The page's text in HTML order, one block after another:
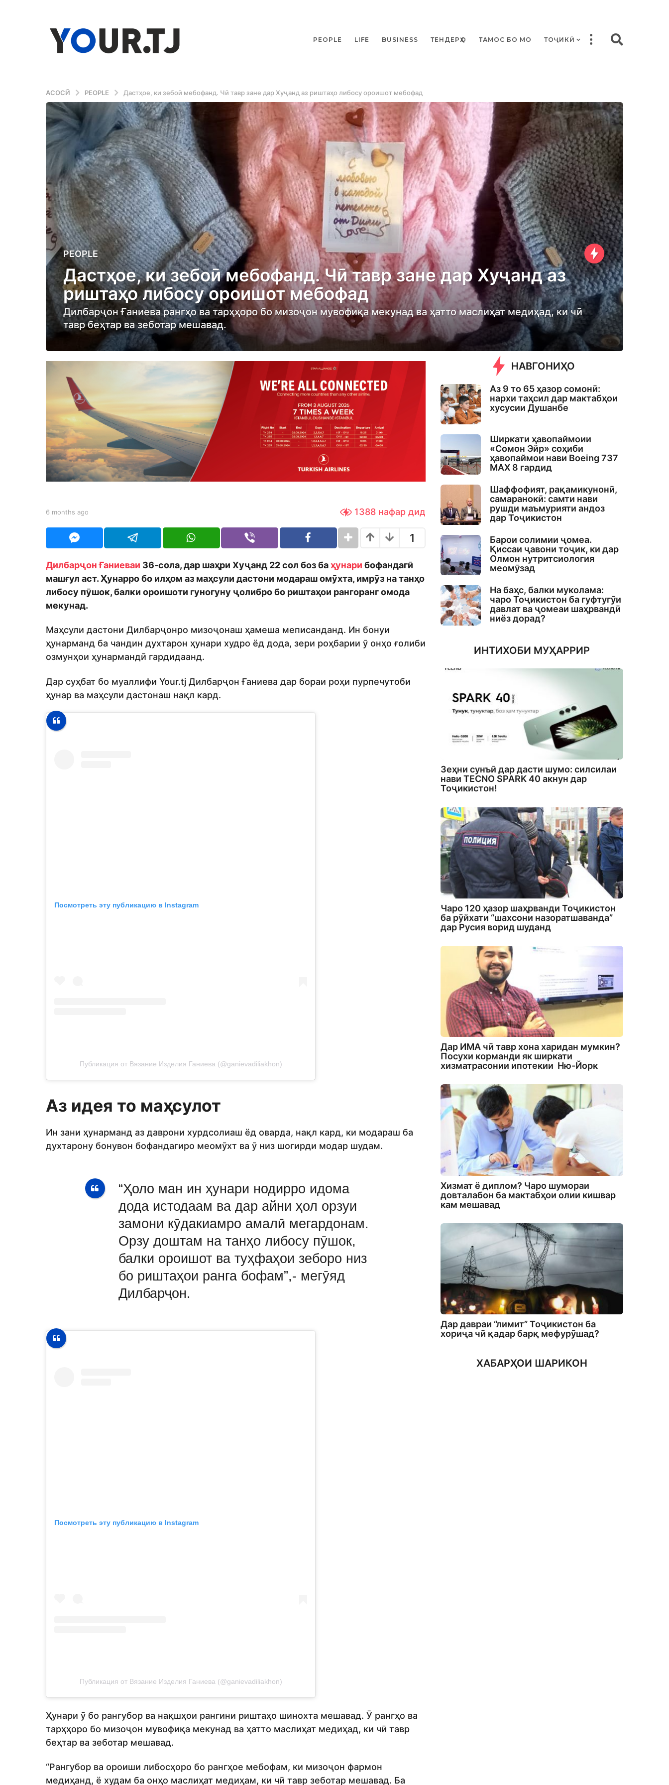
PEOPLE LIFE BUSINESS ТЕНДЕРҲО ТАМОС БО МО ТОҶИКӢ
АСОСӢ PEOPLE Дастҳое, ки зебоӣ мебофанд. Чӣ тавр зане дар Хуҷанд аз риштаҳо либосу ороишот мебофад
6
m
o
n
t
h
s
6
m
n
t
h
s
a
PEOPLE
Дастҳое, ки зебоӣ мебофанд. Чӣ тавр зане дар Хуҷанд аз
риштаҳо либосу ороишот мебофад
Дилбарҷон Ғаниева рангҳо ва тарҳҳоро бо мизоҷон мувофиқа мекунад ва ҳатто маслиҳат медиҳад, ки чӣ
тавр беҳтар ва зеботар мешавад.
b
S
o
m
o
6 months ago
t
s
a
g
o
1388 нафар дид
1
Дилбарҷон Ғаниеваи 36-сола, дар шаҳри Хуҷанд 22 сол боз баҳунари бофандагӣ
машғул аст. Ҳунарро бо илҳом аз маҳсули дастони модараш омӯхта, имрӯз на танҳо
либосу пӯшок, балки ороишоти гуногуну ҷолибро бо риштаҳои рангоранг омода
мекунад.
Маҳсули дастони Дилбарҷонро мизоҷонаш ҳамеша меписанданд. Ин бонуи
ҳунарманд ба чандин духтарон ҳунари худро ёд дода, зери роҳбарии ӯ онҳо ғолиби
озмунҳои ҳунармандӣ гардидаанд.
Дар суҳбат бо муаллифи Your.tj Дилбарҷон Ғаниева дар бораи роҳи пурпечутоби
ҳунар ва маҳсули дастонаш нақл кард.
Посмотреть эту публикацию в Instagram
Публикация от Вязание Изделия Ганиева (@ganievadiliakhon)
Аз идея то маҳсулот
Ин зани ҳунарманд аз даврони хурдсолиаш ёд оварда, нақл кард, ки модараш ба
духтарону бонувон бофандагиро меомӯхт ва ӯ низ шогирди модар шудам.
“Ҳоло ман ин ҳунари нодирро идома
дода истодаам ва дар айни ҳол орзуи
замони кӯдакиамро амалӣ мегардонам.
Орзу доштам на танҳо либосу пӯшок,
балки ороишот ва туҳфаҳои зеборо низ
бо риштаҳои ранга бофам”,- мегӯяд
Дилбарҷон.
Посмотреть эту публикацию в Instagram
Публикация от Вязание Изделия Ганиева (@ganievadiliakhon)
Ҳунари ӯ бо рангубор ва нақшҳои рангини риштаҳо шинохта мешавад. Ӯ рангҳо ва
тарҳҳоро бо мизоҷон мувофиқа мекунад ва ҳатто маслиҳат медиҳад, ки чӣ тавр
беҳтар ва зеботар мешавад.
“Рангубор ва ороиши либосҳоро бо рангҳое мебофам, ки мизоҷон фармон
медиҳанд, ё худам ба онҳо маслиҳат медиҳам, ки чӣ тавр зеботар мешавад. Ба
НАВГОНИҲО
Аз 9 то 65 ҳазор сомонӣ:
нархи таҳсил дар мактабҳои
хусусии Душанбе
Ширкати ҳавопаймоии
«Сомон Эйр» соҳиби
ҳавопаймои нави Boeing 737
MAX 8 гардид
Шаффофият, рақамикунонӣ,
самаранокӣ: самти нави
рушди маъмурияти андоз
дар Тоҷикистон
Барои солимии ҷомеа.
Қиссаи ҷавони тоҷик, ки дар
Олмон нутритсиология
меомӯзад
На баҳс, балки муколама:
чаро Тоҷикистон ба гуфтугӯи
давлат ва ҷомеаи шаҳрвандӣ
ниёз дорад?
ИНТИХОБИ МУҲАРРИР
Зеҳни сунъӣ дар дасти шумо: силсилаи
нави TECNO SPARK 40 акнун дар
Тоҷикистон!
Чаро 120 ҳазор шаҳрванди Тоҷикистон
ба рӯйхати “шахсони назоратшаванда”
дар Русия ворид шуданд
Дар ИМА чӣ тавр хона харидан мумкин?
Посухи корманди як ширкати
хизматрасонии ипотекии Ню-Йорк
Хизмат ё диплом? Чаро шумораи
довталабон ба мактабҳои олии кишвар
кам мешавад
Дар давраи “лимит” Тоҷикистон ба
хориҷа чӣ қадар барқ мефурӯшад?
ХАБАРҲОИ ШАРИКОН